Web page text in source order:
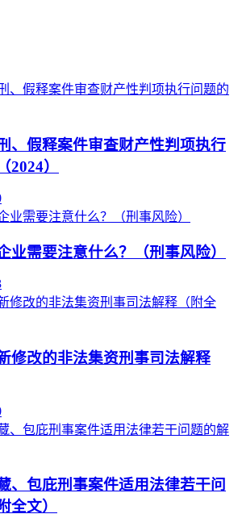
、假释案件审查财产性判项执行
2024）
业需要注意什么？（刑事风险）
修改的非法集资刑事司法解释
、包庇刑事案件适用法律若干问
全文）